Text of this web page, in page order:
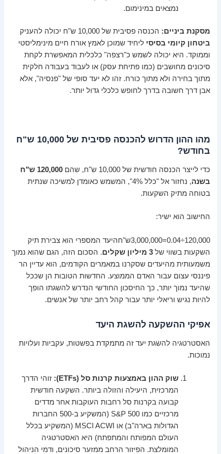
נמצאים במינימום.
מסקנת ביניים: הכנסה פסיבית של 10,000 ש"ח יכולה להעניק
ביטחון קיומי בסיסי ליחיד שמוכן לאמץ אורח חיים מינימליסטי
וממוקד. היא יכולה לשמש כ"רצפה" כלכלית המאפשרת לקחת
סיכונים מחושבים (כמו פתיחת עסק) או לעבוד בעבודה חלקית
מתוך בחירה ולא מתוך כורח. זהו לא יעד סופי של "פנסיה", אלא
אבן דרך חשובה בדרך לחופש כלכלי גדול יותר.
מהו ההון הדרוש להכנסה פסיבית של 10,000 ש"ח
בחודש?
כדי לייצר הכנסה חודשית של 10,000 ש"ח, שהם
120,000 ש"ח
בשנה
, נחזור אל "כלל 4%", המשמש כאומדן למשיכה שנתית
בטוחה מתיק השקעות.
החישוב הוא ישיר:
120,000
÷
0.04
=
3,000,000 ש"חהיעד המספרי הוא צבירת תיק
השקעות בשווי של3 מיליון שקלים
. הסכום הזה, הגם שהוא נמוך
משמעותית מהיעדים שסקרנו במאמרים הקודמים, הוא עדיין הר
פיננסי עצום עבור האדם הממוצע. החדשות הטובות הן שככל
שהיעד נמוך יותר, כך החיסכון החודשי הנדרש להשגתו הופך
להיות נגיש וריאלי יותר עבור קהל רחב יותר של אנשים.
אפיקי ההשקעה להשגת היעד
האסטרטגיה להשגת יעד זה מתמקדת בפשטות, עקביות ועלויות
נמוכות.
שוק ההון באמצעות קרנות סל (ETFs):
זוהי הדרך
המרכזית, היעילה והזולה ביותר. השקעה חודשית
קבועה בקרנות סל רחבות העוקבות אחר מדדים
מרכזיים כמו S&P 500 (המשקיע ב-500 החברות
הגדולות בארה"ב) או MSCI ACWI (המשקיע בכלל
העולם המפותח והמתפתח) היא האסטרטגיה
המומלצת. הפיזור הרחב ממזער סיכונים, ודמי הניהול